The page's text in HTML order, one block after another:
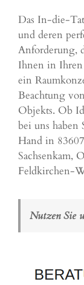
Das In-die-
und deren
Anforderung,
Ihnen in
ein
Beachtung
Objekts. Ob
bei uns haben
Hand in
Sachsenkam,
Feldkirchen-
Nutzen Sie